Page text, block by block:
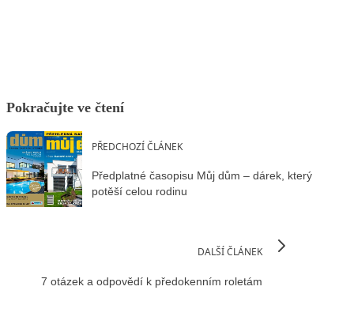
Pokračujte ve čtení
PŘEDCHOZÍ ČLÁNEK
Předplatné časopisu Můj dům – dárek, který
potěší celou rodinu
DALŠÍ ČLÁNEK
7 otázek a odpovědí k předokenním roletám